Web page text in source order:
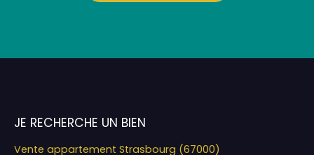
JE RECHERCHE UN BIEN
Vente appartement Strasbourg (67000)